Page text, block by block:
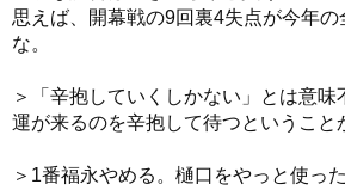
思えば、開幕戦の9回裏4失点が今年の
な。
＞「辛抱していくしかない」とは意味
運が来るのを辛抱して待つということ
＞1番福永やめる。樋口をやっと使っ